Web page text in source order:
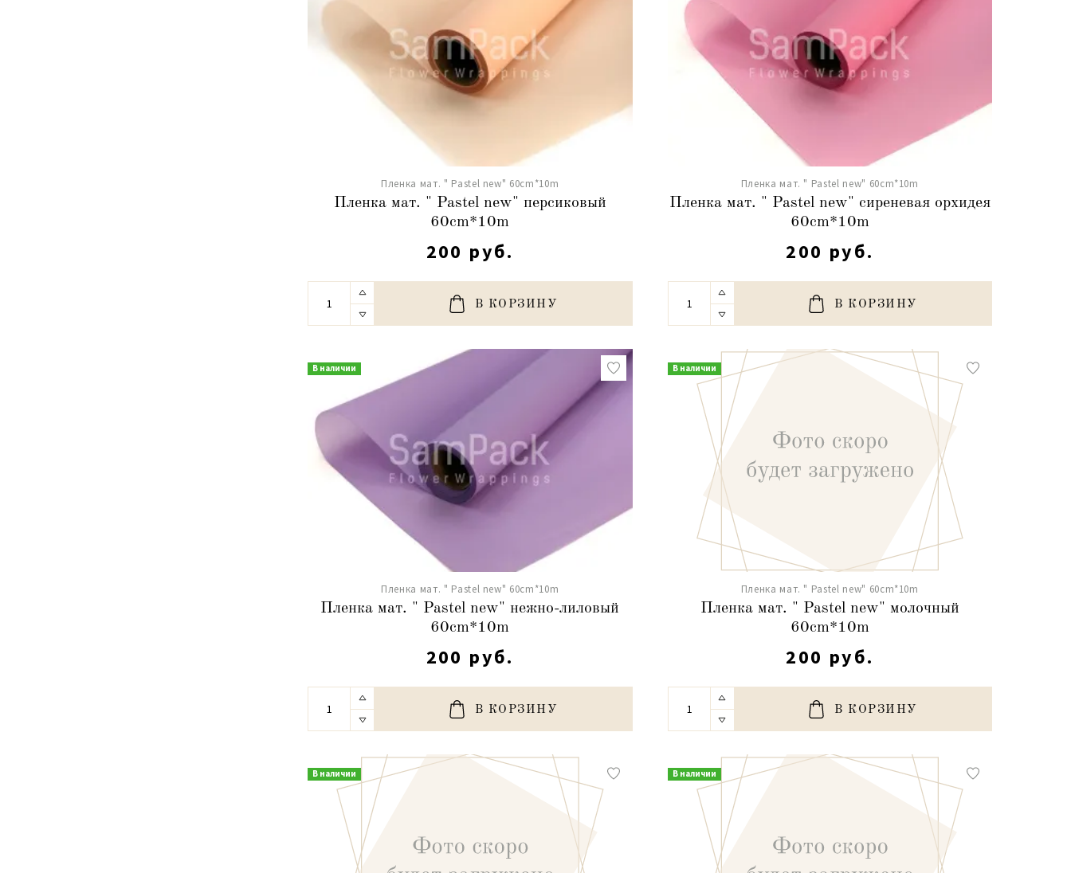
Пленка мат. " Pastel new" 60cm*10m
Пленка мат. " Pastel new" персиковый
60cm*10m
200 руб.
В КОРЗИНУ
Пленка мат. " Pastel new" 60cm*10m
Пленка мат. " Pastel new" сиреневая орхидея
60cm*10m
200 руб.
В КОРЗИНУ
В наличии
Пленка мат. " Pastel new" 60cm*10m
Пленка мат. " Pastel new" нежно-лиловый
60cm*10m
200 руб.
В КОРЗИНУ
В наличии
Пленка мат. " Pastel new" 60cm*10m
Пленка мат. " Pastel new" молочный
60cm*10m
200 руб.
В КОРЗИНУ
В наличии В наличии